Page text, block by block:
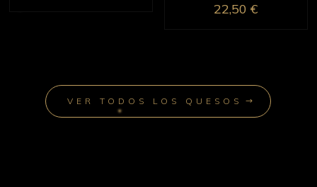
22,50€
VER TODOS LOS QUESOS